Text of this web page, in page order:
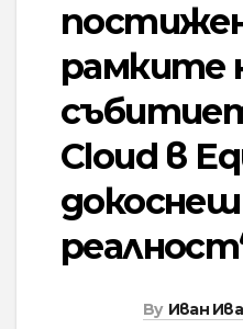
рамките
Cloud в
докоснеш
By Иван